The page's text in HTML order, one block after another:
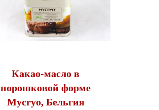
Какао-масло в
порошковой форме
Mycryo, Бельгия